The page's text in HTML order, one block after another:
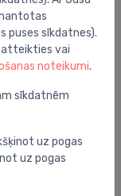
ar paneli,
puses sīkdatnes).
atteikties vai
noteikumi.
sīkdatnēm
uz pogas
uz pogas